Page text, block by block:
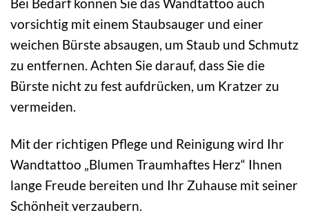
vorsichtig mit einem Staubsauger und einer
weichen Bürste absaugen, um Staub und Schmutz
zu entfernen. Achten Sie darauf, dass Sie die
Bürste nicht zu fest aufdrücken, um Kratzer zu
vermeiden.
Mit der richtigen Pflege und Reinigung wird Ihr
Wandtattoo „Blumen Traumhaftes Herz“ Ihnen
lange Freude bereiten und Ihr Zuhause mit seiner
Schönheit verzaubern.